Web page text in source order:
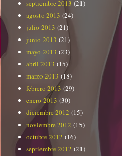
septiembre 2013 (21)
agosto 2013 (24)
julio 2013 (21)
junio 2013 (21)
mayo 2013 (23)
abril 2013 (15)
marzo 2013 (18)
febrero 2013 (29)
enero 2013 (30)
diciembre 2012 (15)
noviembre 2012 (15)
octubre 2012 (16)
septiembre 2012 (21)